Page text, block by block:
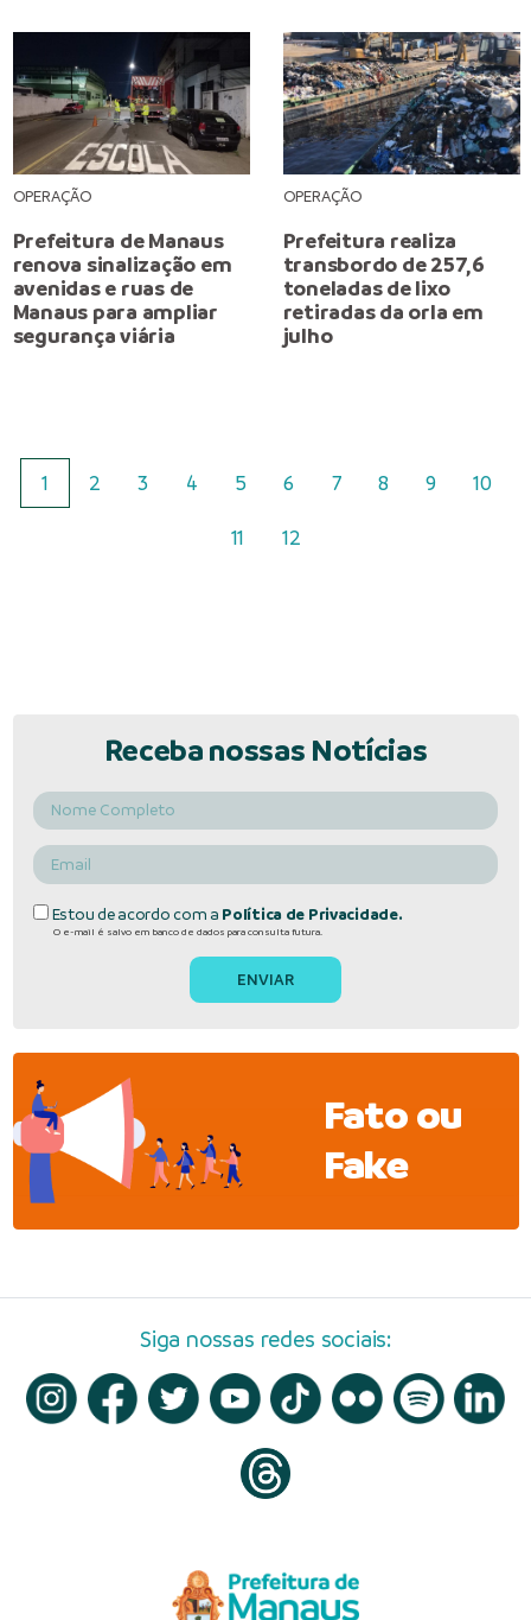
OPERAÇÃO
Prefeitura de Manaus
renova sinalização em
avenidas e ruas de
Manaus para ampliar
segurança viária
OPERAÇÃO
Prefeitura realiza
transbordo de 257,6
toneladas de lixo
retiradas da orla em
julho
1 2 3 4 5 6 7 8 9 10
11 12
Receba nossas Notícias
Estou de acordo com a Política de Privacidade.
O e-mail é salvo em banco de dados para consulta futura.
Fato ou
Fake
Siga nossas redes sociais: